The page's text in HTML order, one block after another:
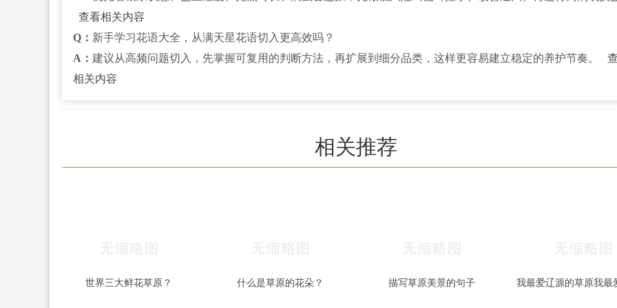
查看相关内容
Q： 新手学习花语大全，从满天星花语切入更高效吗？
A： 建议从高频问题切入，先掌握可复用的判断方法，再扩展到细分品类，这样更容易建立稳定的养护节奏。
相关内容
相关推荐
世界三大鲜花草原？ 什么是草原的花朵？ 描写草原美景的句子